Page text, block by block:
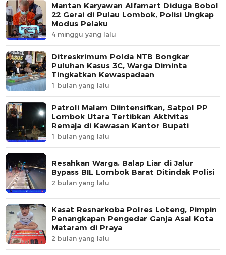
Mantan Karyawan Alfamart Diduga Bobol
22 Gerai di Pulau Lombok, Polisi Ungkap
Modus Pelaku
4 minggu yang lalu
Ditreskrimum Polda NTB Bongkar
Puluhan Kasus 3C, Warga Diminta
Tingkatkan Kewaspadaan
1 bulan yang lalu
Patroli Malam Diintensifkan, Satpol PP
Lombok Utara Tertibkan Aktivitas
Remaja di Kawasan Kantor Bupati
1 bulan yang lalu
Resahkan Warga, Balap Liar di Jalur
Bypass BIL Lombok Barat Ditindak Polisi
2 bulan yang lalu
Kasat Resnarkoba Polres Loteng, Pimpin
Penangkapan Pengedar Ganja Asal Kota
Mataram di Praya
2 bulan yang lalu